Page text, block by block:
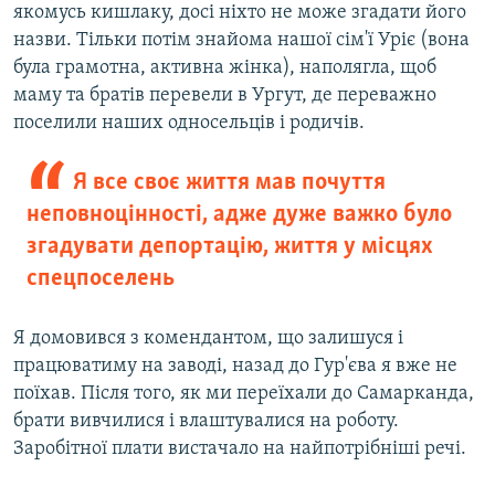
якомусь кишлаку, досі ніхто не може згадати його
назви. Тільки потім знайома нашої сім'ї Уріє (вона
була грамотна, активна жінка), наполягла, щоб
маму та братів перевели в Ургут, де переважно
поселили наших односельців і родичів.
Я все своє життя мав почуття
неповноцінності, адже дуже важко було
згадувати депортацію, життя у місцях
спецпоселень
Я домовився з комендантом, що залишуся і
працюватиму на заводі, назад до Гур'єва я вже не
поїхав. Після того, як ми переїхали до Самарканда,
брати вивчилися і влаштувалися на роботу.
Заробітної плати вистачало на найпотрібніші речі.